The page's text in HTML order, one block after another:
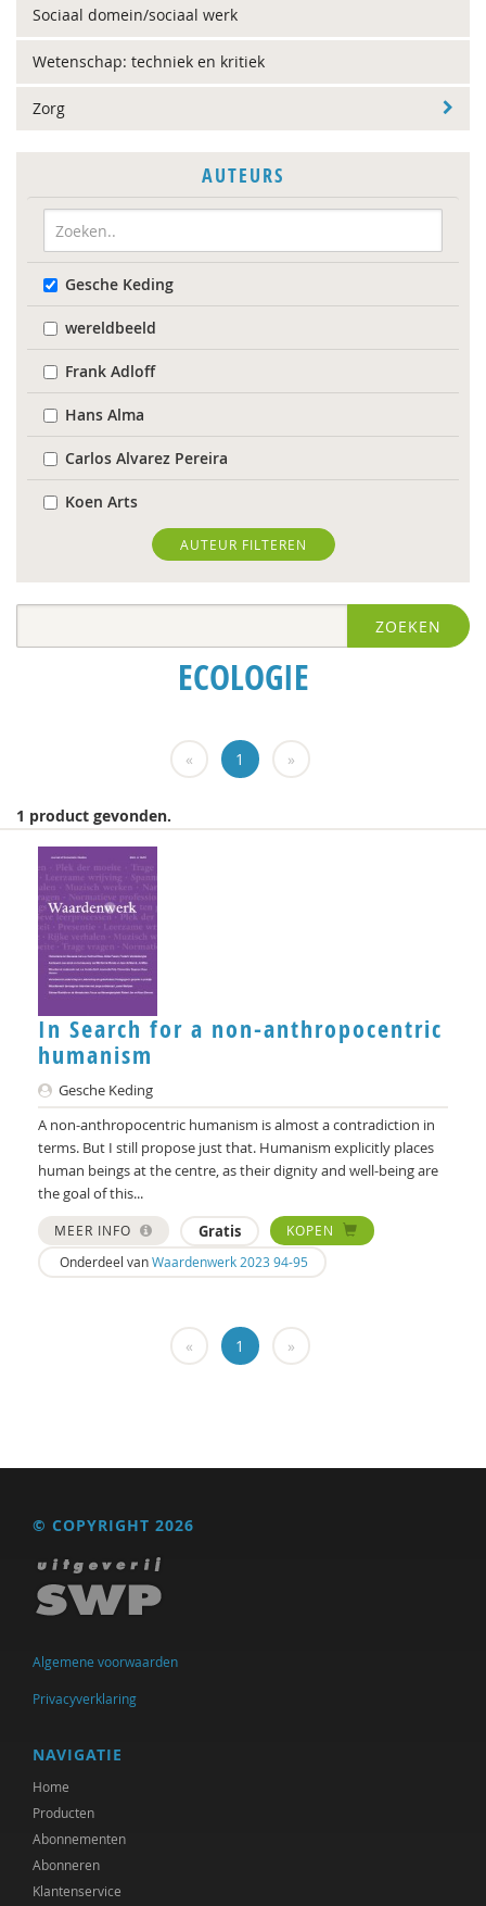
Sociaal domein/sociaal werk
Wetenschap: techniek en kritiek
Zorg
AUTEURS
Gesche Keding
wereldbeeld
Frank Adloff
Hans Alma
Carlos Alvarez Pereira
Koen Arts
Floor Basten
Blanche Beijersbergen van Henegouwen
Antoinette Bolscher
Bernice Bovenkerk
Bram van Boxtel
Arjan Broers
Richard Brons
Ellen de Bruin
Alain Caillé e.v.a
William E. Connolly
Christine Cuomo
Bram De Jonge
Michiel de Ronde
Marcel de Rooij
Martin Drenthen
Clemens Driessen
Joachim Duyndam
Pieter Ippel
Michiel Korthals
Harry Kunneman
Harry Kunneman
Wouter Kusters
AUTEUR FILTEREN
ZOEKEN
ECOLOGIE
« 1 »
1 product gevonden.
In Search for a non-anthropocentric
humanism
Gesche Keding
A non-anthropocentric humanism is almost a contradiction in
terms. But I still propose just that. Humanism explicitly places
human beings at the centre, as their dignity and well-being are
the goal of this...
MEER INFO Gratis
KOPEN
Onderdeel vanWaardenwerk 2023 94-95
« 1 »
© COPYRIGHT 2026
Algemene voorwaarden
Privacyverklaring
NAVIGATIE
Home
Producten
Abonnementen
Abonneren
Klantenservice